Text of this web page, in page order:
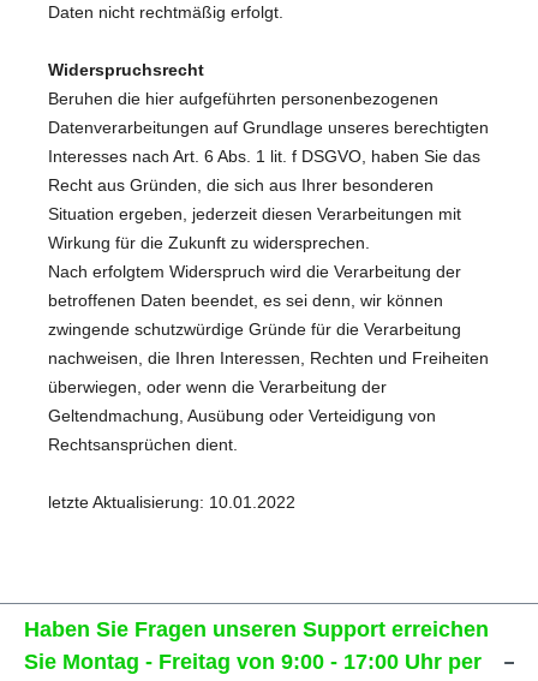
Daten nicht rechtmäßig erfolgt.
Widerspruchsrecht
Beruhen die hier aufgeführten personenbezogenen
Datenverarbeitungen auf Grundlage unseres berechtigten
Interesses nach Art. 6 Abs. 1 lit. f DSGVO, haben Sie das
Recht aus Gründen, die sich aus Ihrer besonderen
Situation ergeben, jederzeit diesen Verarbeitungen mit
Wirkung für die Zukunft zu widersprechen.
Nach erfolgtem Widerspruch wird die Verarbeitung der
betroffenen Daten beendet, es sei denn, wir können
zwingende schutzwürdige Gründe für die Verarbeitung
nachweisen, die Ihren Interessen, Rechten und Freiheiten
überwiegen, oder wenn die Verarbeitung der
Geltendmachung, Ausübung oder Verteidigung von
Rechtsansprüchen dient.
letzte Aktualisierung: 10.01.2022
Haben Sie Fragen unseren Support erreichen
Sie Montag - Freitag von 9:00 - 17:00 Uhr per